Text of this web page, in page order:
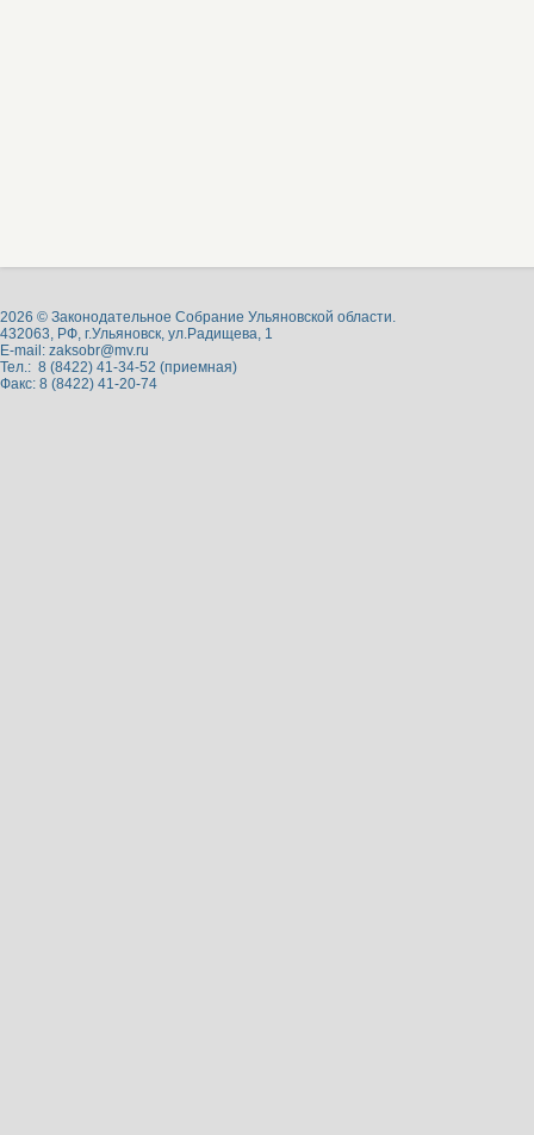
2026 © Законодательное Собрание Ульяновской области.
432063, РФ, г.Ульяновск, ул.Радищева, 1
E-mail: zaksobr@mv.ru
Тел.: 8 (8422) 41-34-52 (приемная)
Факс: 8 (8422) 41-20-74